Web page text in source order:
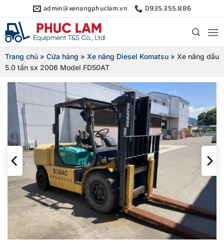
qua
nội
dung
admin@xenangphuclam.vn 0935.355.886
Trang chủ » Cửa hàng » Xe nâng Diesel Komatsu » Xe nâng dầu
5.0 tấn sx 2006 Model FD50AT